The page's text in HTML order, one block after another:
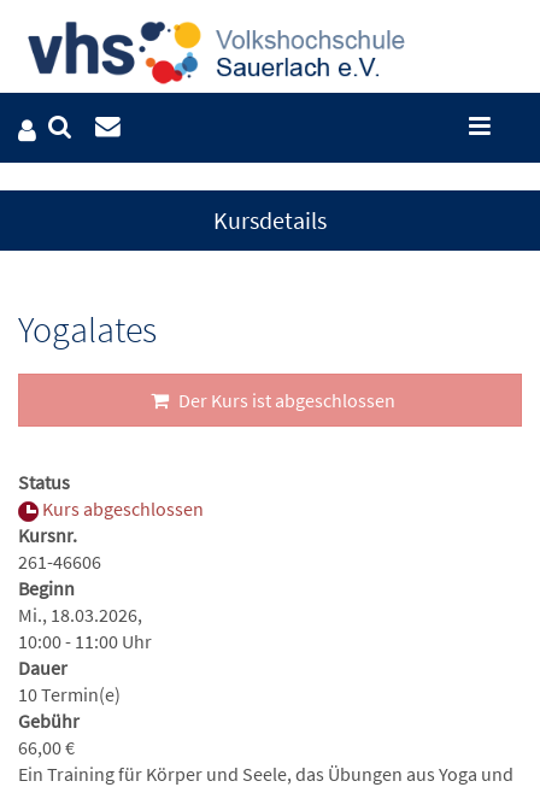
Kursdetails
Yogalates
Der Kurs ist abgeschlossen
Status
Kurs abgeschlossen
Kursnr.
261-46606
Beginn
Mi., 18.03.2026,
10:00 - 11:00 Uhr
Dauer
10 Termin(e)
Gebühr
66,00 €
Ein Training für Körper und Seele, das Übungen aus Yoga und